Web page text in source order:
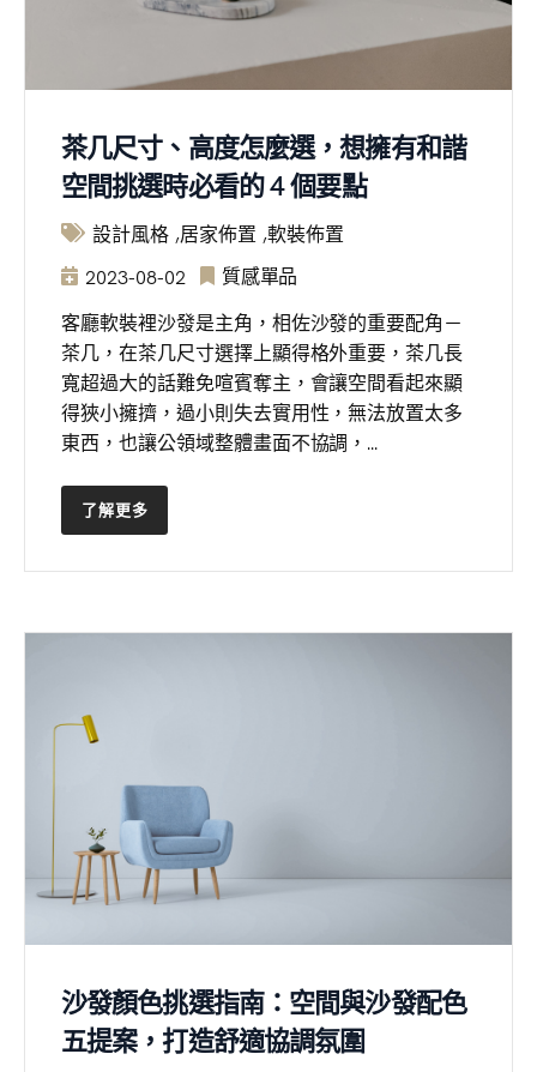
茶几尺寸、高度怎麼選，想擁有和諧
空間挑選時必看的 4 個要點
設計風格 居家佈置 軟裝佈置
2023-08-02
質感單品
客廳軟裝裡沙發是主角，相佐沙發的重要配角－
茶几，在茶几尺寸選擇上顯得格外重要，茶几長
寬超過大的話難免喧賓奪主，會讓空間看起來顯
得狹小擁擠，過小則失去實用性，無法放置太多
東西，也讓公領域整體畫面不協調，...
了解更多
沙發顏色挑選指南：空間與沙發配色
五提案，打造舒適協調氛圍